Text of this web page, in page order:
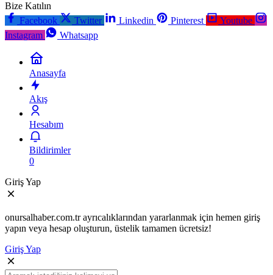
Bize Katılın
Facebook
Twitter Linkedin Pinterest
Youtube
Instagram
Whatsapp
Anasayfa
Akış
Hesabım
Bildirimler
0
Giriş Yap
onursalhaber.com.tr ayrıcalıklarından yararlanmak için hemen giriş
yapın veya hesap oluşturun, üstelik tamamen ücretsiz!
Giriş Yap